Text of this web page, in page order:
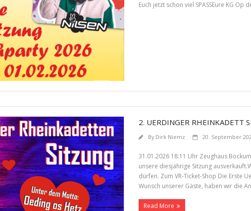
Euch jetzt schon viel SPASSEure KG Op
2. UERDINGER RHEINKADETT
By Dirk Niemz 20. September
31.01.2026 18:11 Uhr Zeughaus
unsere diesjährige Sitzung
dürfen. Zum VR-Ticket-Shop Die Erste
Wunsch unserer Gäste, haben wir die
Read More